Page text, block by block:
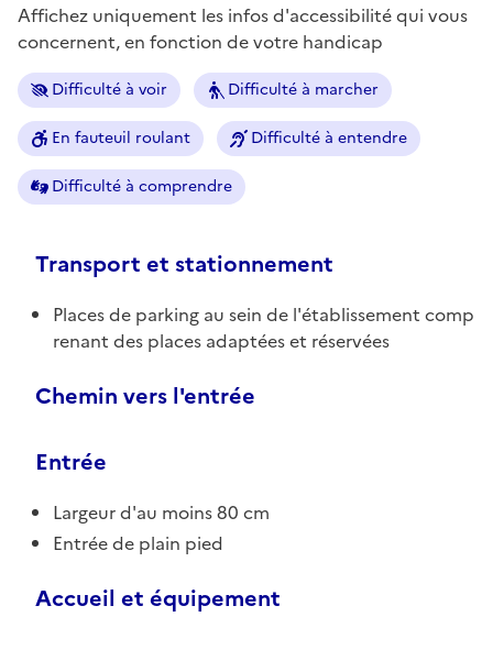
Affichez uniquement les infos d'accessibilité qui vous
concernent, en fonction de votre handicap
Difficulté à voir Difficulté à marcher
En fauteuil roulant Difficulté à entendre
Difficulté à comprendre
Transport et stationnement
Places de parking au sein de l'établissement comp
renant des places adaptées et réservées
Chemin vers l'entrée
Entrée
Largeur d'au moins 80 cm
Entrée de plain pied
Accueil et équipement